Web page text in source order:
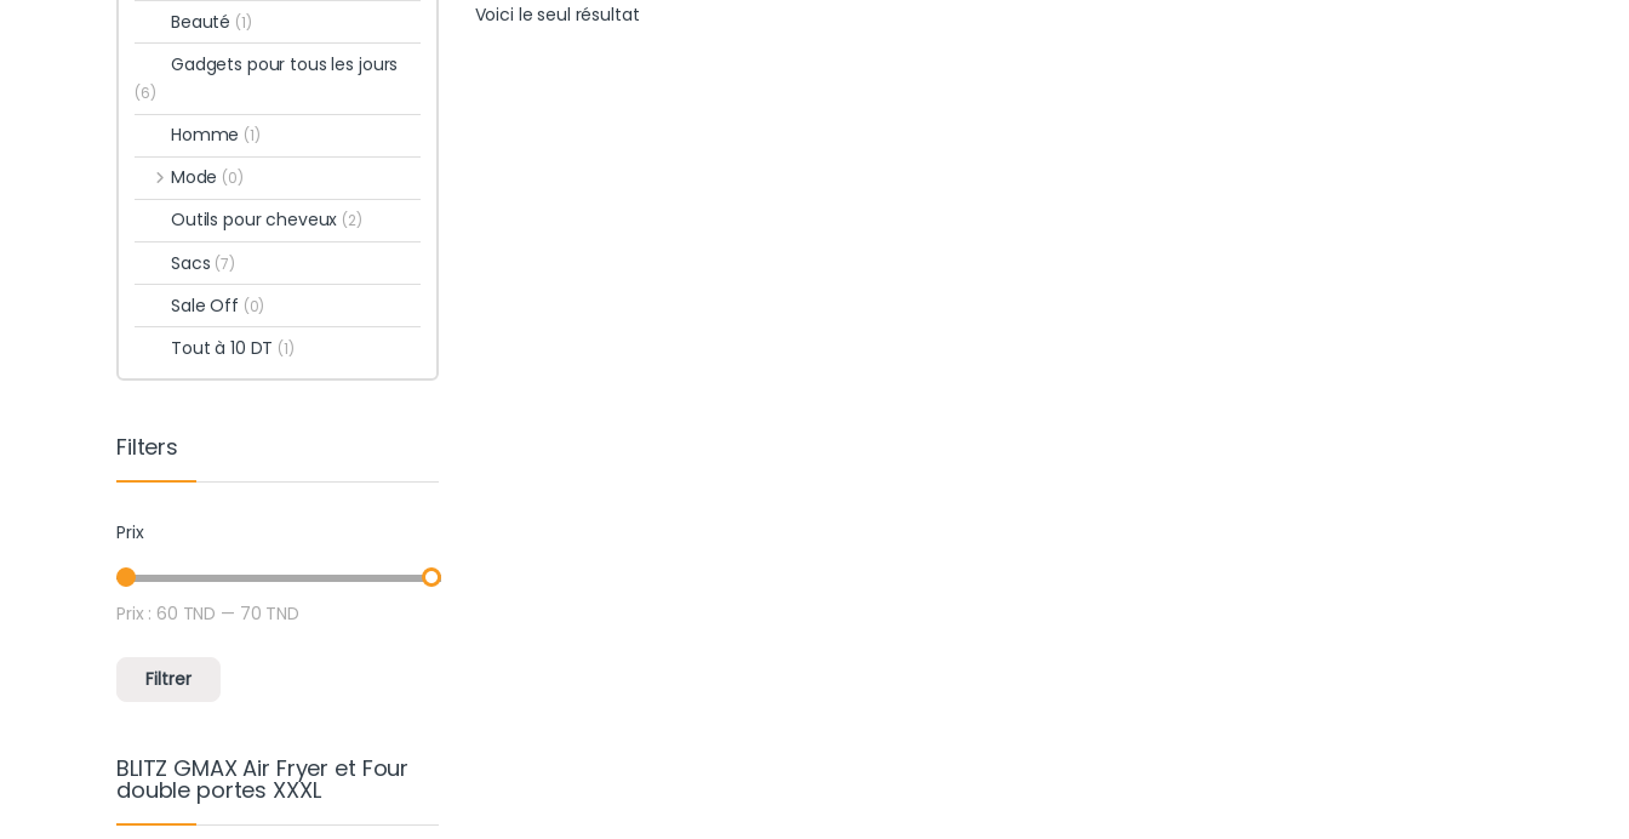
Voici le seul résultat
Beauté (1)
Gadgets pour tous les jours
(6)
Homme (1)
Mode (0)
Outils pour cheveux (2)
Sacs (7)
Sale Off (0)
Tout à 10 DT (1)
Filters
Prix
Prix min
Prix max
Filtrer
Prix : 60 TND — 70 TND
BLITZ GMAX Air Fryer et Four
double portes XXXL